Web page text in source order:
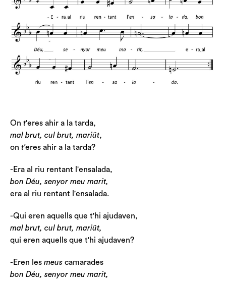
On t'eres ahir a la tarda,
mal brut, cul brut, mariüt,
on t'eres ahir a la tarda?
-Era al riu rentant l'ensalada,
bon Déu, senyor meu marit,
era al riu rentant l'ensalada.
-Qui eren aquells que t'hi ajudaven,
mal brut, cul brut, mariüt,
qui eren aquells que t'hi ajudaven?
-Eren les meus camarades
bon Déu, senyor meu marit,